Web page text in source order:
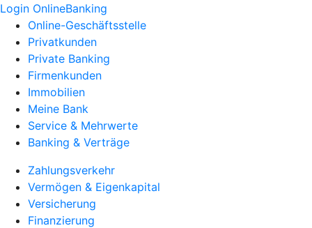
Login OnlineBanking
Online-Geschäftsstelle
Privatkunden
Private Banking
Firmenkunden
Immobilien
Meine Bank
Service & Mehrwerte
Banking & Verträge
Zahlungsverkehr
Vermögen & Eigenkapital
Versicherung
Finanzierung